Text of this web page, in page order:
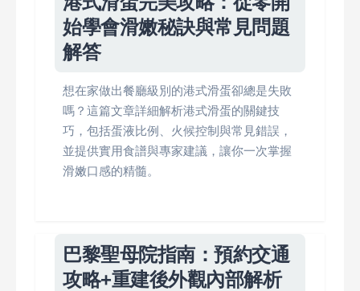
始學會滑嫩秘訣與常見問題
解答
想在家做出餐廳級別的港式滑蛋卻總是失敗
嗎？這篇文章詳細解析港式滑蛋的關鍵技
巧，包括蛋液比例、火候控制與常見錯誤，
並提供實用食譜與專家建議，讓你一次掌握
滑嫩口感的精髓。
巴黎聖母院指南：預約交通
攻略+重建後外觀內部解析